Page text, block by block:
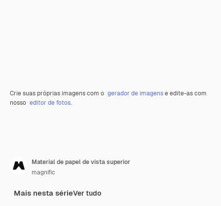
Crie suas próprias imagens com o gerador de imagense edite-as com
nosso editor de fotos.
Material de papel de vista superior
magnific
Mais nesta sérieVer tudo